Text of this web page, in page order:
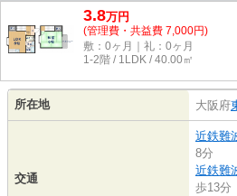
3.8万円
(管理費・共益費 7,000円)
敷：0ヶ月｜礼：0ヶ月
1-2階 / 1LDK / 40.00㎡
所在地 大阪府
交通
近鉄難
8分
近鉄難
歩13分